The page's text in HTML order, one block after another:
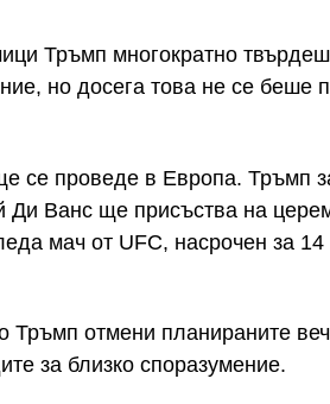
Тръмп многократно
но досега това не се беше
се проведе в Европа. Тръмп
Ванс ще присъства на
мач от UFC, насрочен за
Тръмп отмени планираните
за близко споразумение.